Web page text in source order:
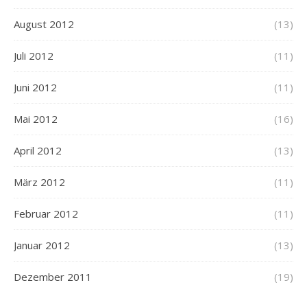
August 2012 (13)
Juli 2012 (11)
Juni 2012 (11)
Mai 2012 (16)
April 2012 (13)
März 2012 (11)
Februar 2012 (11)
Januar 2012 (13)
Dezember 2011 (19)